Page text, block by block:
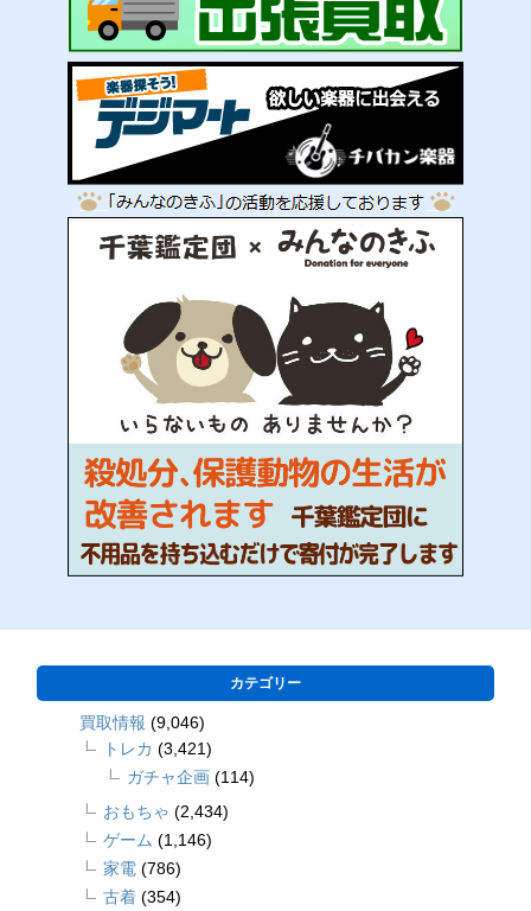
カテゴリー
買取情報 (9,046)
トレカ (3,421)
ガチャ企画 (114)
おもちゃ (2,434)
ゲーム (1,146)
家電 (786)
古着 (354)